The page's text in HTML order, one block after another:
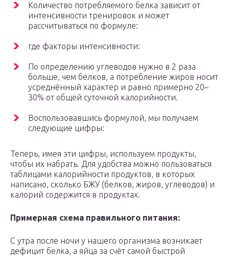
Количество потребляемого белка зависит от
интенсивности тренировок и может
рассчитываться по формуле:
где факторы интенсивности:
По определению углеводов нужно в 2 раза
больше, чем белков, а потребление жиров носит
усреднённый характер и равно примерно 20–
30% от общей суточной калорийности.
Воспользовавшись формулой, мы получаем
следующие цифры:
Теперь, имея эти цифры, используем продукты,
чтобы их набрать. Для удобства можно пользоваться
таблицами калорийности продуктов, в которых
написано, сколько БЖУ (белков, жиров, углеводов) и
калорий содержится в продуктах.
Примерная схема правильного питания:
С утра после ночи у нашего организма возникает
дефицит белка, а яйца за счёт самой быстрой